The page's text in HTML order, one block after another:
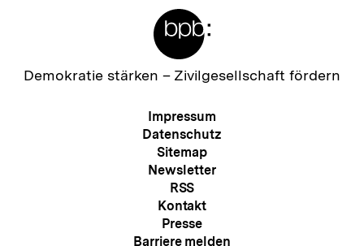
Zur
Demokratie stärken – Zivilgesellschaft fördern
Meta-
Navigation
Impressum
Datenschutz
Sitemap
Newsletter
RSS
Kontakt
Presse
Barriere melden